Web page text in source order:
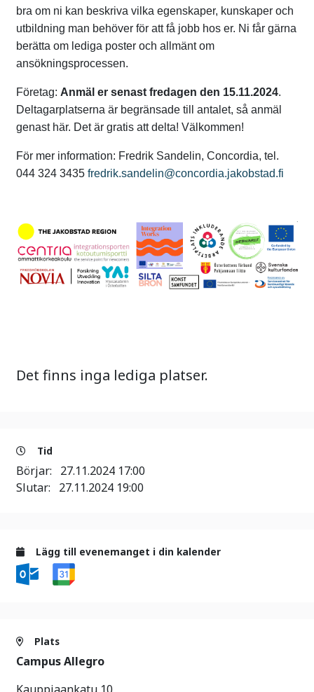
bra om ni kan beskriva vilka egenskaper, kunskaper och
utbildning man behöver för att få jobb hos er. Ni får gärna
berätta om lediga poster och allmänt om
ansökningsprocessen.
Företag: Anmäl er senast fredagen den 15.11.2024.
Deltagarplatserna är begränsade till antalet, så anmäl
genast här. Det är gratis att delta! Välkommen!
För mer information: Fredrik Sandelin, Concordia, tel.
044 324 3435 fredrik.sandelin@concordia.jakobstad.fi
Det finns inga lediga platser.
Tid
Börjar: 27.11.2024 17:00
Slutar: 27.11.2024 19:00
Lägg till evenemanget i din kalender
Plats
Campus Allegro